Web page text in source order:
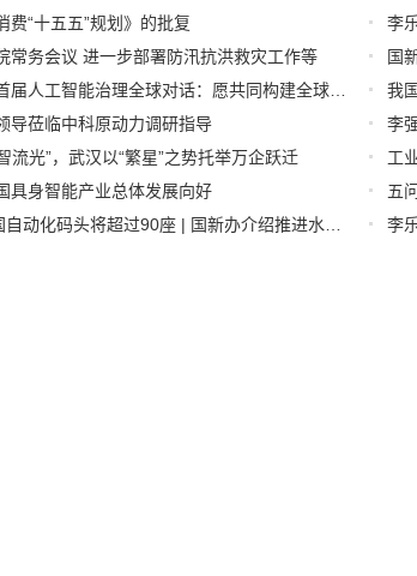
费“十五五”规划》的批复
李
常务会议 进一步部署防汛抗洪救灾工作等
我
导莅临中科原动力调研指导
李
流光”，武汉以“繁星”之势托举万企跃迁
工
具身智能产业总体发展向好
五
李